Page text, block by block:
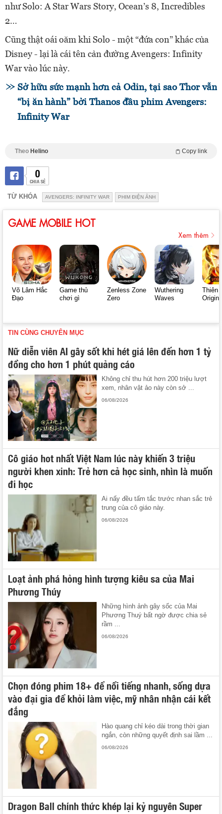
như Solo: A Star Wars Story, Ocean’s 8, Incredibles
2…
Cũng thật oái oăm khi Solo - một “đứa con” khác của
Disney - lại là cái tên cản đường Avengers: Infinity
War vào lúc này.
Sở hữu sức mạnh hơn cả Odin, tại sao Thor vẫn
“bị ăn hành” bởi Thanos đầu phim Avengers:
Infinity War
Theo Helino Copy link
0
CHIA SẺ
TỪ KHÓA AVENGERS: INFINITY WAR PHIM ĐIỆN ẢNH
GAME MOBILE HOT
Xem thêm
Võ Lâm Hắc
Đạo
Game thủ
chơi gì
Zenless Zone
Zero
Wuthering
Waves
Thiên
Origin
TIN CÙNG CHUYÊN MỤC
Nữ diễn viên AI gây sốt khi hét giá lên đến hơn 1 tỷ
đồng cho hơn 1 phút quảng cáo
Không chỉ thu hút hơn 200 triệu lượt
xem, nhân vật ảo này còn sở ...
06/08/2026
Cô giáo hot nhất Việt Nam lúc này khiến 3 triệu
người khen xinh: Trẻ hơn cả học sinh, nhìn là muốn
đi học
Ai nấy đều tấm tắc trước nhan sắc trẻ
trung của cô giáo này.
06/08/2026
Loạt ảnh phá hỏng hình tượng kiêu sa của Mai
Phương Thúy
Những hình ảnh gây sốc của Mai
Phương Thuý bất ngờ được chia sẻ
rầm ...
06/08/2026
Chọn đóng phim 18+ để nổi tiếng nhanh, sống dựa
vào đại gia để khỏi làm việc, mỹ nhân nhận cái kết
đắng
Hào quang chỉ kéo dài trong thời gian
ngắn, còn những quyết định sai lầm ...
06/08/2026
Dragon Ball chính thức khép lại kỷ nguyên Super